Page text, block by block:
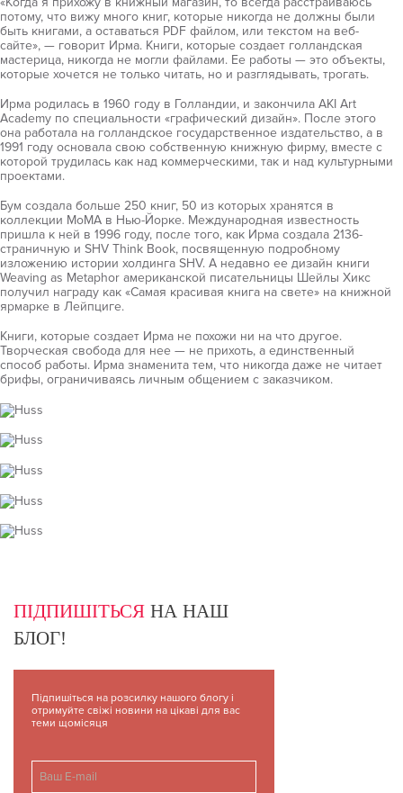
потому, что вижу много книг, которые никогда не должны были
быть книгами, а оставаться PDF файлом, или текстом на веб-
сайте», — говорит Ирма. Книги, которые создает голландская
мастерица, никогда не могли файлами. Ее работы — это объекты,
которые хочется не только читать, но и разглядывать, трогать.
Ирма родилась в 1960 году в Голландии, и закончила AKI Art
Academy по специальности «графический дизайн». После этого
она работала на голландское государственное издательство, а в
1991 году основала свою собственную книжную фирму, вместе с
которой трудилась как над коммерческими, так и над культурными
проектами.
Бум создала больше 250 книг, 50 из которых хранятся в
коллекции МоМА в Нью-Йорке. Международная известность
пришла к ней в 1996 году, после того, как Ирма создала 2136-
страничную и SHV Think Book, посвященную подробному
изложению истории холдинга SHV. А недавно ее дизайн книги
Weaving as Metaphor американской писательницы Шейлы Хикс
получил награду как «Самая красивая книга на свете» на книжной
ярмарке в Лейпциге.
Книги, которые создает Ирма не похожи ни на что другое.
Творческая свобода для нее — не прихоть, а единственный
способ работы. Ирма знаменита тем, что никогда даже не читает
брифы, ограничиваясь личным общением с заказчиком.
ПІДПИШІТЬСЯ НА НАШ
БЛОГ!
Підпишіться на розсилку нашого блогу і
отримуйте свіжі новини на цікаві для вас
теми щомісяця